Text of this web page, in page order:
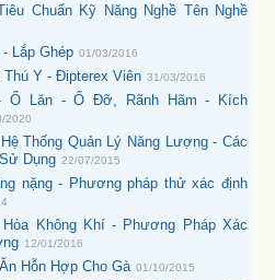
Chuẩn Kỹ Năng Nghề Tên Nghề
Lắp Ghép 01/03/2016
Thú Y - Đipterex Viên 31/03/2016
- Ổ Lăn - Ổ Đỡ, Rãnh Hãm - Kích
2020
Thống Quản Lý Năng Lượng - Các
Dụng 22/07/2015
nặng - Phương pháp thử xác định
Không Khí - Phương Pháp Xác
12/01/2016
Hỗn Hợp Cho Gà 01/10/2015